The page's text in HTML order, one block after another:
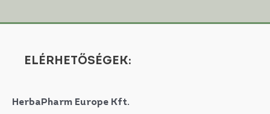
ELÉRHETŐSÉGEK:
HerbaPharm Europe Kft.